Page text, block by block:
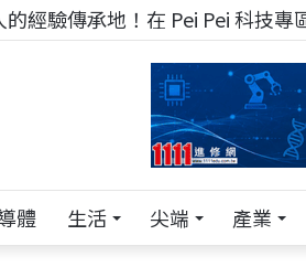
經驗傳承地！在 Pei Pei 科技專
體 生活 尖端 產業